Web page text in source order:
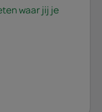
waar jij je